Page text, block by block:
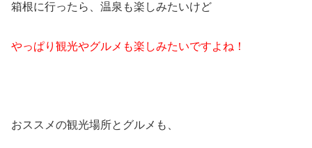
箱根に行ったら、温泉も楽しみたいけど
やっぱり観光やグルメも楽しみたいですよね！
おススメの観光場所とグルメも、